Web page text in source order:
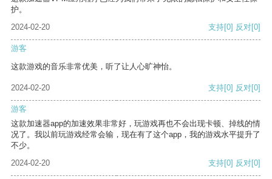
护。
2024-02-20
支持[0] 反对[0]
游客
这款游戏的音乐非常优美，听了让人心旷神怡。
2024-02-20 支持[0] 反对[0]
游客
这款加速器app的加速效果非常好，玩游戏再也不会出现卡顿、掉线的情
况了。我以前玩游戏经常会输，现在有了这个app，我的游戏水平提升了
不少。
2024-02-20
支持[0] 反对[0]